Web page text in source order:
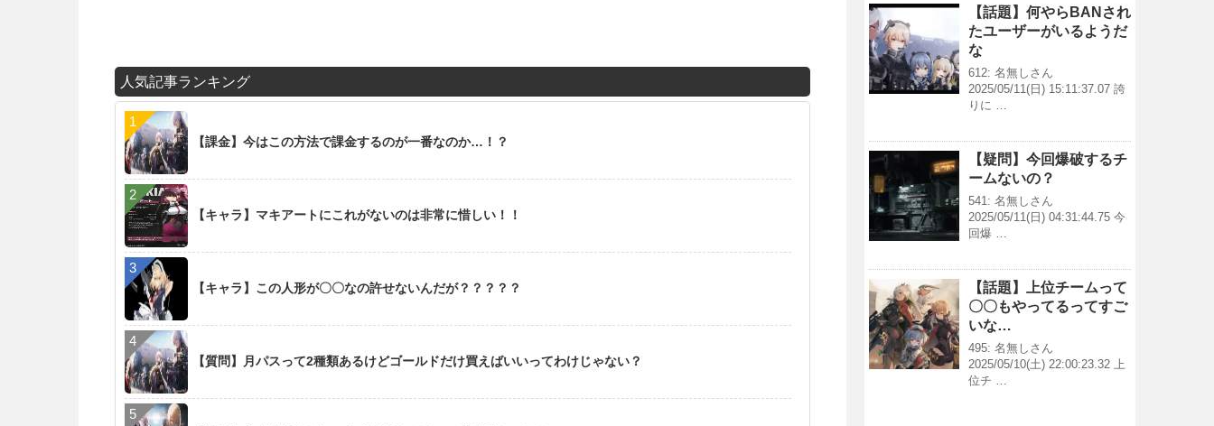
人気記事ランキング
【課金】今はこの方法で課金するのが一番なのか…！？
【キャラ】マキアートにこれがないのは非常に惜しい！！
【キャラ】この人形が〇〇なの許せないんだが？？？？？
【質問】月パスって2種類あるけどゴールドだけ買えばいいってわけじゃない？
【話題】何やらBANされ
たユーザーがいるようだ
な
612: 名無しさん
2025/05/11(日) 15:11:37.07 誇
りに …
【疑問】今回爆破するチ
ームないの？
541: 名無しさん
2025/05/11(日) 04:31:44.75 今
回爆 …
【話題】上位チームって
〇〇もやってるってすご
いな…
495: 名無しさん
2025/05/10(土) 22:00:23.32 上
位チ …